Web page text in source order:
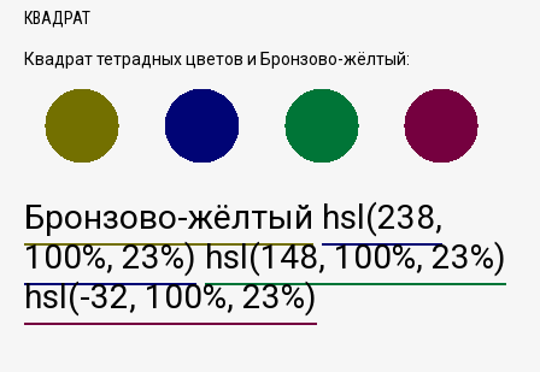
КВАДРАТ
Квадрат тетрадных цветов и Бронзово-жёлтый:
Бронзово-жёлтый hsl(238,
100%, 23%) hsl(148, 100%, 23%)
hsl(-32, 100%, 23%)